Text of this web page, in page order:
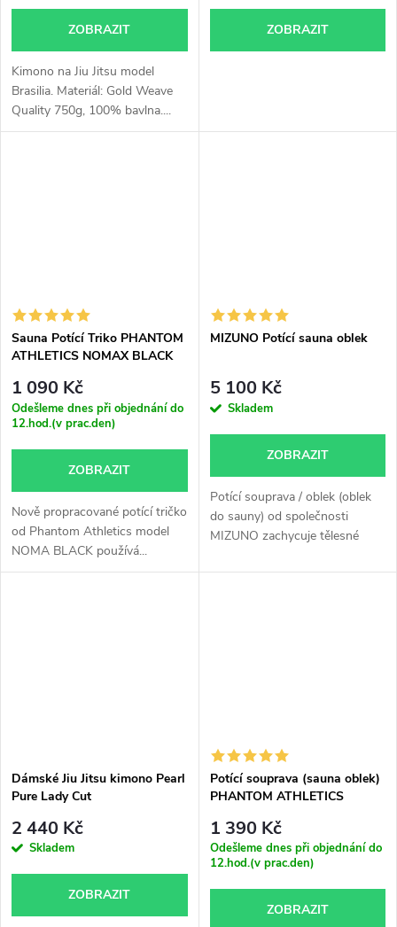
ZOBRAZIT
Kimono na Jiu Jitsu model
Brasilia. Materiál: Gold Weave
Quality 750g, 100% bavlna....
ZOBRAZIT
Sauna Potící Triko PHANTOM
ATHLETICS NOMAX BLACK
1 090 Kč
Odešleme dnes při objednání do
12.hod.(v prac.den)
ZOBRAZIT
Nově propracované potící tričko
od Phantom Athletics model
NOMA BLACK používá...
MIZUNO Potící sauna oblek
5 100 Kč
Skladem
ZOBRAZIT
Potící souprava / oblek (oblek
do sauny) od společnosti
MIZUNO zachycuje tělesné
Dámské Jiu Jitsu kimono Pearl
Pure Lady Cut
2 440 Kč
Skladem
ZOBRAZIT
Potící souprava (sauna oblek)
PHANTOM ATHLETICS
1 390 Kč
Odešleme dnes při objednání do
12.hod.(v prac.den)
ZOBRAZIT